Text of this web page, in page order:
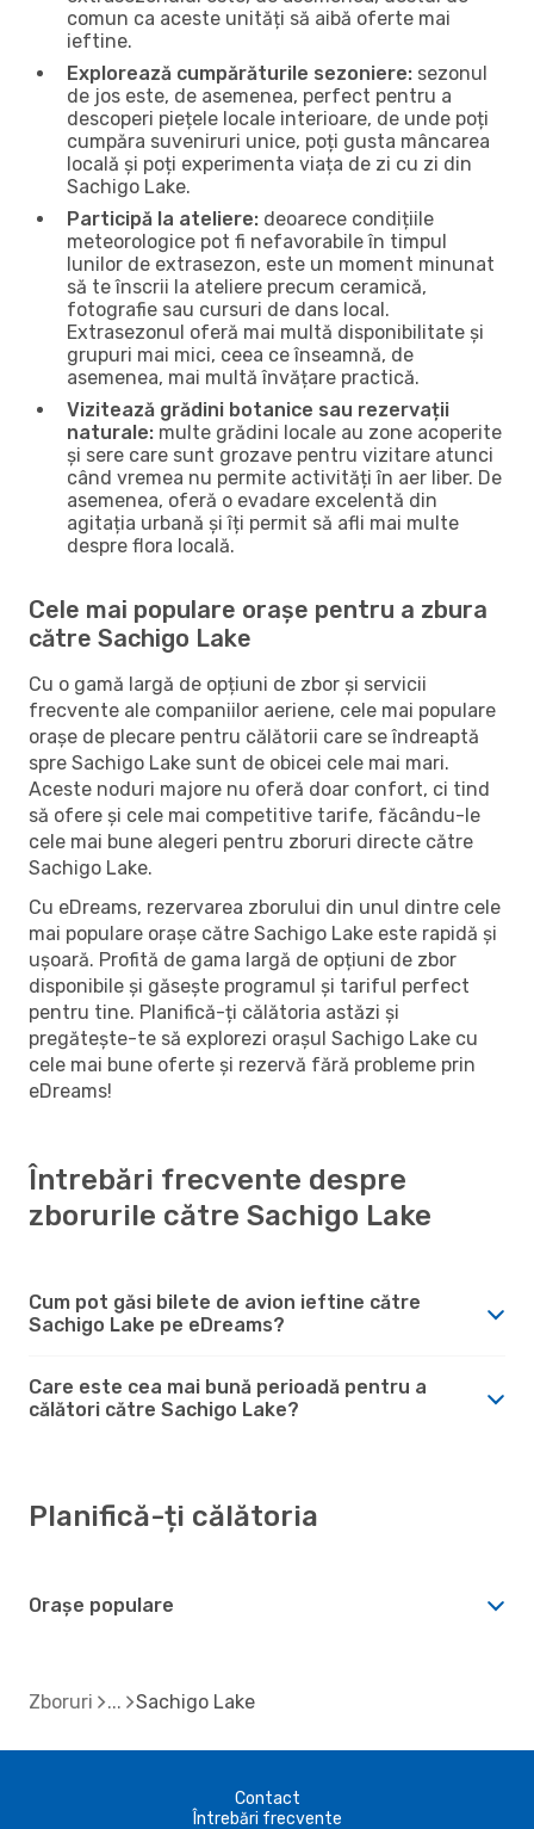
comun ca aceste unități să aibă oferte mai
ieftine.
Explorează cumpărăturile sezoniere: sezonul
de jos este, de asemenea, perfect pentru a
descoperi piețele locale interioare, de unde poți
cumpăra suveniruri unice, poți gusta mâncarea
locală și poți experimenta viața de zi cu zi din
Sachigo Lake.
Participă la ateliere: deoarece condițiile
meteorologice pot fi nefavorabile în timpul
lunilor de extrasezon, este un moment minunat
să te înscrii la ateliere precum ceramică,
fotografie sau cursuri de dans local.
Extrasezonul oferă mai multă disponibilitate și
grupuri mai mici, ceea ce înseamnă, de
asemenea, mai multă învățare practică.
Vizitează grădini botanice sau rezervații
naturale: multe grădini locale au zone acoperite
și sere care sunt grozave pentru vizitare atunci
când vremea nu permite activități în aer liber. De
asemenea, oferă o evadare excelentă din
agitația urbană și îți permit să afli mai multe
despre flora locală.
Cele mai populare orașe pentru a zbura
către Sachigo Lake
Cu o gamă largă de opțiuni de zbor și servicii
frecvente ale companiilor aeriene, cele mai populare
orașe de plecare pentru călătorii care se îndreaptă
spre Sachigo Lake sunt de obicei cele mai mari.
Aceste noduri majore nu oferă doar confort, ci tind
să ofere și cele mai competitive tarife, făcându-le
cele mai bune alegeri pentru zboruri directe către
Sachigo Lake.
Cu eDreams, rezervarea zborului din unul dintre cele
mai populare orașe către Sachigo Lake este rapidă și
ușoară. Profită de gama largă de opțiuni de zbor
disponibile și găsește programul și tariful perfect
pentru tine. Planifică-ți călătoria astăzi și
pregătește-te să explorezi orașul Sachigo Lake cu
cele mai bune oferte și rezervă fără probleme prin
eDreams!
Întrebări frecvente despre
zborurile către Sachigo Lake
Cum pot găsi bilete de avion ieftine către
Sachigo Lake pe eDreams?
Care este cea mai bună perioadă pentru a
călători către Sachigo Lake?
Planifică-ți călătoria
Orașe populare
Zboruri Sachigo Lake
Contact
Întrebări frecvente